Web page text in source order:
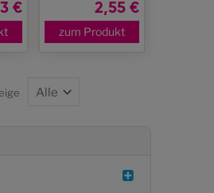
€ 2,55 €
zum Produkt